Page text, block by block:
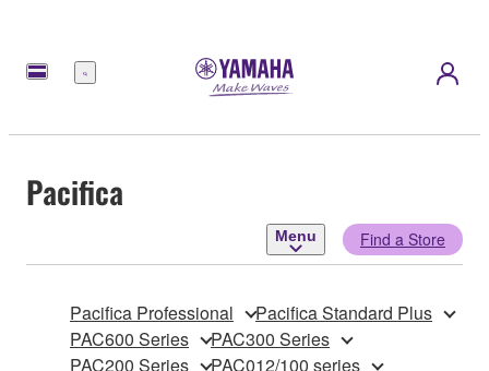
Menu
Pacifica
Menu Find a Store
Pacifica Professional
Pacifica Standard Plus
PAC600 Series
PAC300 Series
PAC200 Series
PAC012/100 series